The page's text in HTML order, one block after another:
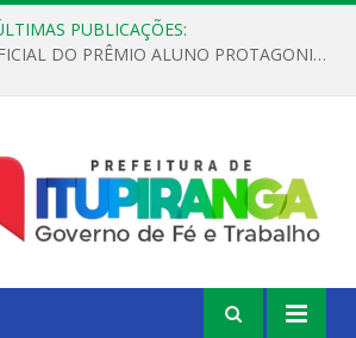
PUBLICAÇÕES:
REGULAMENTO OFICIAL DO PRÊMIO ALUNO PROTAGONISTA – EDIÇÃO 2026